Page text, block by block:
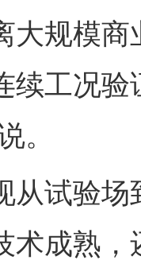
大规模
续工况
。
试验场
术成熟